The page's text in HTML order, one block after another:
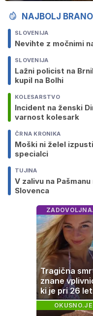
NAJBOLJ BRANO
SLOVENIJA
Nevihte z močnimi
SLOVENIJA
Lažni policist na
kupil na Bolhi
KOLESARSTVO
Incident na ženski
varnost kolesark
ČRNA KRONIKA
Moški ni želel
specialci
TUJINA
V zalivu na
Slovenca
Tragična
znane
ki je pri 26
izgubila boj z
boleznijo
OKUSNO.JE